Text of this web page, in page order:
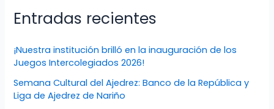
Entradas recientes
¡Nuestra institución brilló en la inauguración de los
Juegos Intercolegiados 2026!
Semana Cultural del Ajedrez: Banco de la República y
Liga de Ajedrez de Nariño